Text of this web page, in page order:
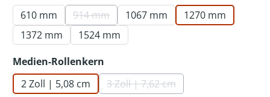
610 mm
914 mm(Diese Option ist zurzeit nicht verfügbar.)
1067 mm
1270 mm
1372 mm
1524 mm
Medien-Rollenkern
2 Zoll | 5,08 cm
3 Zoll | 7,62 cm(Diese Option ist zurzeit nicht